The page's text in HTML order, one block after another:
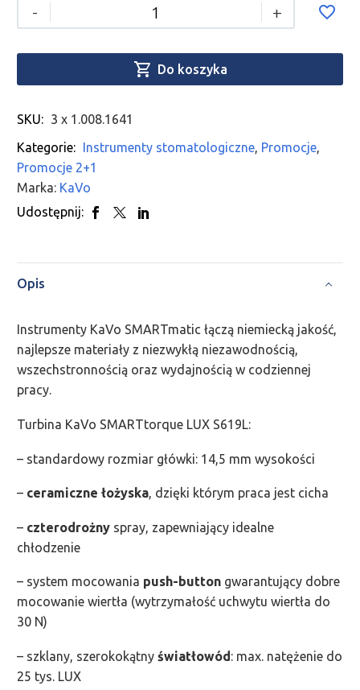
- +
 Do koszyka
SKU: 3 x 1.008.1641
Kategorie:
Instrumenty stomatologiczne, Promocje,
Promocje 2+1
Marka: KaVo
Udostępnij:
Opis
Instrumenty KaVo SMARTmatic łączą niemiecką jakość,
najlepsze materiały z niezwykłą niezawodnością,
wszechstronnością oraz wydajnością w codziennej
pracy.
Turbina KaVo SMARTtorque LUX S619L:
– standardowy rozmiar główki: 14,5 mm wysokości
– ceramiczne łożyska, dzięki którym praca jest cicha
– czterodrożny spray, zapewniający idealne
chłodzenie
– system mocowania push-button gwarantujący dobre
mocowanie wiertła (wytrzymałość uchwytu wiertła do
30 N)
– szklany, szerokokątny światłowód: max. natężenie do
25 tys. LUX